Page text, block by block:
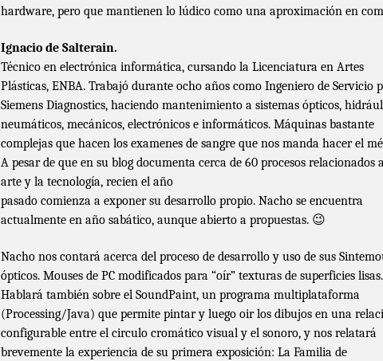
hardware, pero que mantienen lo lúdico como una aproximación en
Ignacio de Salterain.
Técnico en electrónica informática, cursando la Licenciatura en Artes
Plásticas, ENBA. Trabajó durante ocho años como Ingeniero de Servicio
Siemens Diagnostics, haciendo mantenimiento a sistemas ópticos,
neumáticos, mecánicos, electrónicos e informáticos. Máquinas bastante
complejas que hacen los examenes de sangre que nos manda hacer el
A pesar de que en su blog documenta cerca de 60 procesos relacionados
arte y la tecnología, recien el año
pasado comienza a exponer su desarrollo propio. Nacho se encuentra
actualmente en año sabático, aunque abierto a propuestas. 😉
Nacho nos contará acerca del proceso de desarrollo y uso de sus
ópticos. Mouses de PC modificados para “oír” texturas de superficies lisas.
Hablará también sobre el SoundPaint, un programa multiplataforma
(Processing/Java) que permite pintar y luego oir los dibujos en una
configurable entre el circulo cromático visual y el sonoro, y nos relatará
brevemente la experiencia de su primera exposición: La Familia de